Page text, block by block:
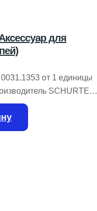
для
от 1 единицы
SCHURTER.
на складе.